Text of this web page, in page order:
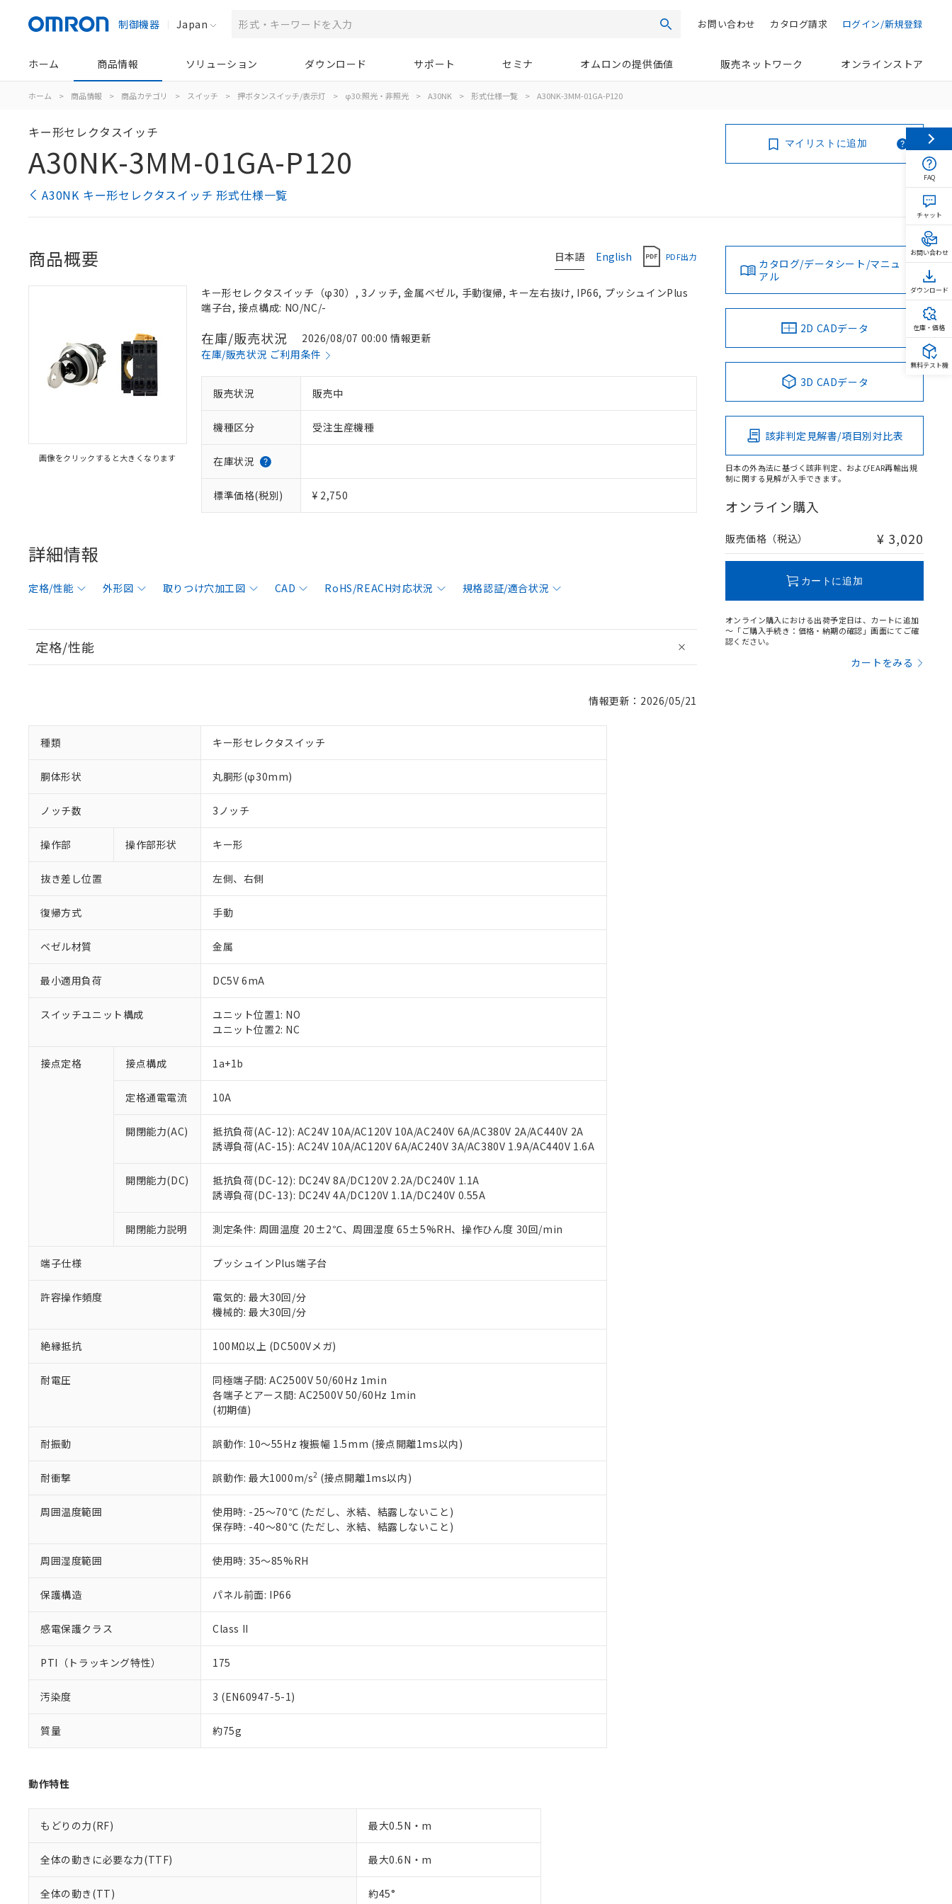
制御機器 Japan 検索 ログイン/新規登録
カタログ請求
お問い合わせ
ホーム 商品情報 ソリューション ダウンロード サポート セミナ オムロンの提供価値 販売ネットワーク オンラインストア
ホーム > 商品情報 > 商品カテゴリ > スイッチ > 押ボタンスイッチ/表示灯 > φ30:照光・非照光 > A30NK > 形式仕様一覧 > A30NK-3MM-01GA-P120
キー形セレクタスイッチ
A30NK-3MM-01GA-P120
A30NK キー形セレクタスイッチ 形式仕様一覧
マイリストに追加
日本語 English PDF出力
商品概要
画像をクリックすると大きくなります
キー形セレクタスイッチ（φ30）, 3ノッチ, 金属ベゼル, 手動復帰, キー左右抜け, IP66, プッシュインPlus
端子台, 接点構成: NO/NC/-
在庫/販売状況
2026/08/07 00:00 情報更新
在庫/販売状況 ご利用条件
販売状況 販売中
機種区分 受注生産機種
在庫状況
標準価格(税別) ¥ 2,750
詳細情報
定格/性能 外形図 取りつけ穴加工図 CAD RoHS/REACH対応状況 規格認証/適合状況
定格/性能
情報更新：2026/05/21
種類 キー形セレクタスイッチ
胴体形状 丸胴形(φ30mm)
ノッチ数 3ノッチ
操作部 操作部形状 キー形
抜き差し位置 左側、右側
復帰方式 手動
ベゼル材質 金属
最小適用負荷 DC5V 6mA
スイッチユニット構成
ユニット位置1: NO
ユニット位置2: NC
接点定格 接点構成 1a+1b
定格通電電流 10A
開閉能力(AC)
抵抗負荷(AC-12): AC24V 10A/AC120V 10A/AC240V 6A/AC380V 2A/AC440V 2A
誘導負荷(AC-15): AC24V 10A/AC120V 6A/AC240V 3A/AC380V 1.9A/AC440V 1.6A
開閉能力(DC)
抵抗負荷(DC-12): DC24V 8A/DC120V 2.2A/DC240V 1.1A
誘導負荷(DC-13): DC24V 4A/DC120V 1.1A/DC240V 0.55A
開閉能力説明 測定条件: 周囲温度 20±2℃、周囲湿度 65±5%RH、操作ひん度 30回/min
端子仕様 プッシュインPlus端子台
許容操作頻度
電気的: 最大30回/分
機械的: 最大30回/分
絶縁抵抗 100MΩ以上 (DC500Vメガ)
耐電圧
同極端子間: AC2500V 50/60Hz 1min
各端子とアース間: AC2500V 50/60Hz 1min
(初期値)
耐振動 誤動作: 10～55Hz 複振幅 1.5mm (接点開離1ms以内)
耐衝撃 誤動作: 最大1000m/s2 (接点開離1ms以内)
周囲温度範囲
使用時: -25～70℃ (ただし、氷結、結露しないこと)
保存時: -40～80℃ (ただし、氷結、結露しないこと)
周囲湿度範囲 使用時: 35～85%RH
保護構造 パネル前面: IP66
感電保護クラス Class II
PTI（トラッキング特性） 175
汚染度 3 (EN60947-5-1)
質量 約75g
動作特性
もどりの力(RF) 最大0.5N・m
全体の動きに必要な力(TTF) 最大0.6N・m
全体の動き(TT) 約45°
カタログ/データシート/マニュ
アル
2D CADデータ
3D CADデータ
該非判定見解書/項目別対比表
日本の外為法に基づく該非判定、およびEAR再輸出規
制に関する見解が入手できます。
オンライン購入
販売価格（税込） ¥ 3,020
カートに追加
オンライン購入における出荷予定日は、カートに追加
～「ご購入手続き：価格・納期の確認」画面にてご確
認ください。
カートをみる
ご利用条件
本サービスは、当社制御機器事業取扱商品の当社在庫状況および標準価格(税抜)を提供させていただ
くものです。
当社制御機器事業取扱商品の中には、本サービスの対象外となる商品もあることをご了承ください。
在庫状況および標準価格照会結果は、記載している更新日時点での社内データに基づき作成されるも
のであり、閲覧された時点での実際の在庫および標準価格とは異なる場合があることをご了承くださ
い。
正式な納期状況および標準価格はお客様のお取引先、またはお客様担当のオムロン制御機器販売店・
オムロン制御機器販売店や当社販売拠点は「
在庫状況および標準価格結果を当社の事前の承諾なく第三者に漏洩または開示しないようお願いしま
マイパーツ機能（部品リスト作成サービス）をご利用いただくには、I-Webメンバーズにご登録され
ている必要があります。
お客様が当ウェブサイト上で当社にご登録された部品リストについて、当社および当社の共同利用者
が、当社の製品・サービスに関するお客様との取引・商談に必要な範囲で利用することをご了承くだ
※当社の共同利用者とは、 "個人情報の共同利用に関して"
いる法人を指します。
※1 対応状況
対応済み：EU RoHS指令（10物質）の非含有に対応した製品が提供可能な商品です。
対応予定：EU RoHS指令（10物質）の非含有に対応した製品に切り替える予定のある商品です。
対応予定なし：EU RoHS指令（10物質）の非含有に非対応の商品で、対応品を出す予定はありません。
調査・確認中：EU RoHS指令（10物質）の非含有の対応状況を調査中または確認中の商品です。
仕入先様の事情により、非含有部品としていたものが、含有品と判明した場合などやむを得ず変更すること
があります。
*EU RoHS指令（10物質）：
鉛(Pb) 1000ppm以下、 水銀(Hg) 1000ppm以下、 カドミウム(Cd) 100ppm以下、
フタル酸ビス(2-エチルヘキシル) (DEHP)(別名：DOP) 1000ppm以下、フタル酸ブチルベンジル（BBP） 1000ppm以下、フタル酸ジブチ
ル（DBP） 1000ppm以下、フタル酸ジイソブチル (DIBP) 1000ppm以下
但し、RoHS指令で産業用監視および制御機器に対する適用除外項目は除く。
フタル酸エステル類の４物質については閾値を超える意図的な使用がないことを確認しています。
※2 対応予定月
部品在庫の切り替え状況などにより、予定月が前後することがあります。
※3 非含有証明書ダウンロード
下記の非含有証明書をダウンロードすることができます。
EU RoHS指令（10物質）の非含有証明書
51物質の非含有証明書（当社基準）
また、RoHS指令のフタル酸エステル類４物質の対応では、対応完了までの期間は出荷製品に未対応品が
混在することから備考欄に対応日を記載しておりました。
既に当社にて対応品への在庫切替を完了していることから、特段のことがない限り、2022年1月12日よ
り割愛しております。
※1 中国RoHS○×表
「○」：最大均質材料含有率が中国RoHSの基準値以下であることを示します。
「×」：最大均質材料含有率が中国RoHSの基準値を超えていることを示します。
「－」：未確認です。当社販売部門へお問い合わせください。
*中国RoHS10物質の基準値 (GB/T26572)：
Pb(鉛) :1000ppm、 Hg(水銀) : 1000ppm、 Cd(カドミウム) : 100ppm、
Cr(Ⅵ)(六価クロム) : 1000ppm、 PBBs(ポリ臭化ビフェニル類) : 1000ppm、 PBDEs(ポリ臭化ジフェニルエーテル類) : 1000ppm、
DEHP(フタル酸ビス(2-エチルヘキシル)) : 1000ppm
※2 環境保護使用期限
「ｅ」：有害物質（10物質）のすべてが基準値以下であることを示します。
味します。
「－」：未確認です。当社販売部門へお問い合わせください。
当社は、これら貴社製品のうち、外国為替および外国貿易法に定める商品（以下｢規制貨物等」とい
う）を輸出または国外への提供する場合は、日本国政府の輸出許可(または役務取引許可)を取得する
などの必要な手続きをとります。
当社は規制貨物を破棄する場合は、完全に破砕するなど、違法に輸出されないよう必要な手段を講じ
ます。
当社は貴社製品を、核兵器、ミサイル、化学兵器、生物兵器またはその他武器並びにこれらの製造装
当社は、貴社製品を第三者に販売する場合は、上記1、2および3の内容を当該第三者に通知します。
また当社は、販売先および販売に係わる関係者が違法に輸出するおそれがある場合は、取り引きをい
たしません。
合意する
号
一定数以上の在庫あり
－
FAQ
チャット
お問い合わせ
ダウンロード
在庫・価格
無料テスト機